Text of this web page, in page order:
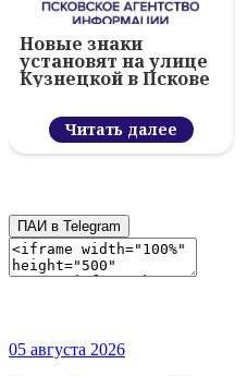
Новые знаки
установят на улице
Кузнецкой в Пскове
Читать далее
ПАИ в Telegram
05 августа 2026